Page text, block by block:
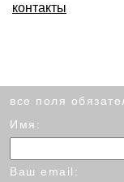
контакты
все поля
Имя:
Ваш email: